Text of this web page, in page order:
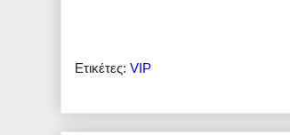
Ετικέτες: VIP